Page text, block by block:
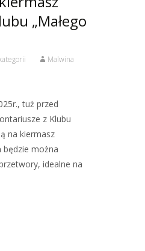
„Małego
Malwina
tuż przed
z Klubu
na kiermasz
będzie można
idealne na